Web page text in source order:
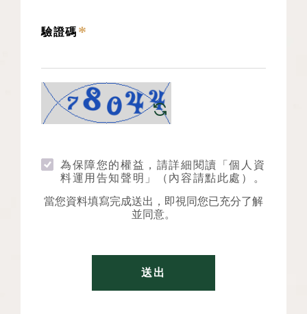
驗證碼 *
為保障您的權益，請詳細閱讀
「個人資
料運用告知聲明」（內容請點此處）
。
當您資料填寫完成送出，即視同您已充分了解
並同意。
送出